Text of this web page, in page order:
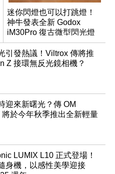
迷你閃燈也可以打跳燈！
神牛發表全新 Godox
iM30Pro 復古微型閃光燈
引發熱議！Viltrox 傳將推
Z 接環無反光鏡相機？
迎來新曙光？傳 OM
將於今年秋季推出全新輕量
LUMIX L10 正式登場！
身機，以感性美學迎接